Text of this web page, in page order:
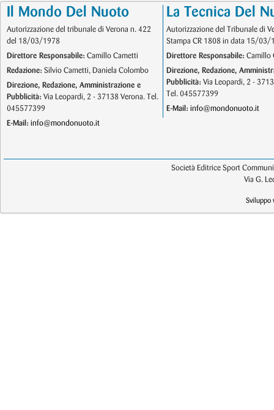
Il Mondo Del Nuoto
Autorizzazione del tribunale di Verona n. 422
del 18/03/1978
Direttore Responsabile: Camillo Cametti
Redazione: Silvio Cametti, Daniela Colombo
Direzione, Redazione, Amministrazione e
Pubblicità: Via Leopardi, 2 - 37138 Verona. Tel.
045577399
E-Mail: info@mondonuoto.it
La Tecnica Del
Autorizzazione del Tribunale di
Stampa CR 1808 in data 15/03/
Direttore Responsabile: Camillo
Direzione, Redazione,
Pubblicità: Via Leopardi, 2 -
Tel. 045577399
E-Mail: info@mondonuoto.it
Società Editrice Sport
Via G.
Sviluppo